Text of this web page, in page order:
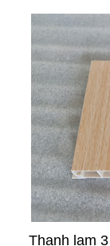
Thanh lam